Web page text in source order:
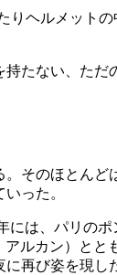
りヘルメッ
たない、ただ
そのほとん
った。
は、パリの
ルカン）と
再び姿を現し